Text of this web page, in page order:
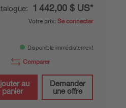
1 442,00 $ US*
Votre prix: Se connecter
Disponible immédiatement
Comparer
au
panier
Demander
une offre